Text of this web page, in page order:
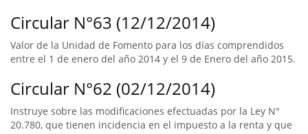
Circular N°63 (12/12/2014)
Valor de la Unidad de Fomento para los días comprendidos
entre el 1 de enero del año 2014 y el 9 de Enero del año 2015.
Circular N°62 (02/12/2014)
Instruye sobre las modificaciones efectuadas por la Ley N°
20.780, que tienen incidencia en el impuesto a la renta y que